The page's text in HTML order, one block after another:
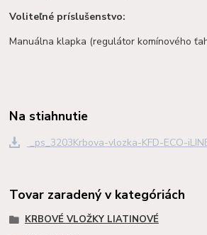
Voliteľné príslušenstvo:
Manuálna klapka (regulátor komínového
Na stiahnutie
_ps_3203Krbova-vlozka-KFD-ECO-
Tovar zaradený v kategóriách
KRBOVÉ VLOŽKY LIATINOVÉ